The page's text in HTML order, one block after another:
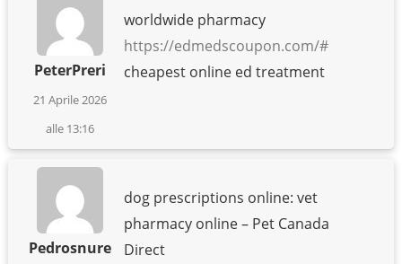
PeterPreri
21 Aprile 2026
alle 13:16
worldwide pharmacy
https://edmedscoupon.com/#
cheapest online ed treatment
Pedrosnure
dog prescriptions online: vet
pharmacy online – Pet Canada
Direct